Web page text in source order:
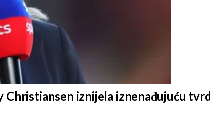
Christiansen iznijela iznenađujuću